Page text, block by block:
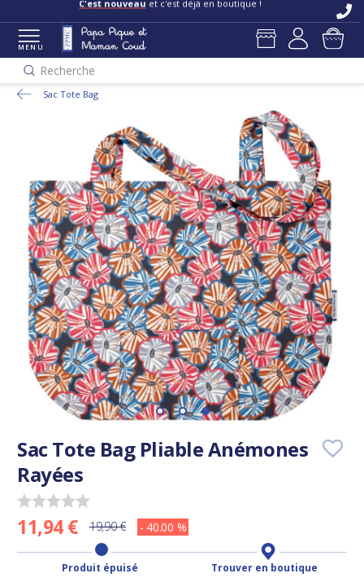
C'est nouveau et c'est déjà en boutique !
MENU
Recherche
Sac Tote Bag
Sac Tote Bag Pliable Anémones
Rayées
11,94 € 19,90 € - 40.00 %
Produit épuisé Trouver en boutique